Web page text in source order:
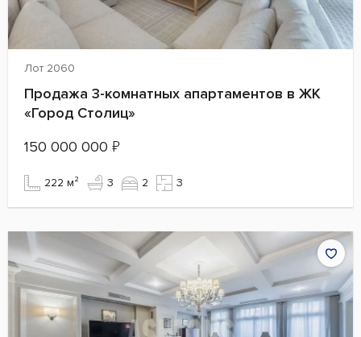
Лот 2060
Продажа 3-комнатных апартаментов в ЖК
«Город Столиц»
150 000 000 ₽
222 м² 3 2 3